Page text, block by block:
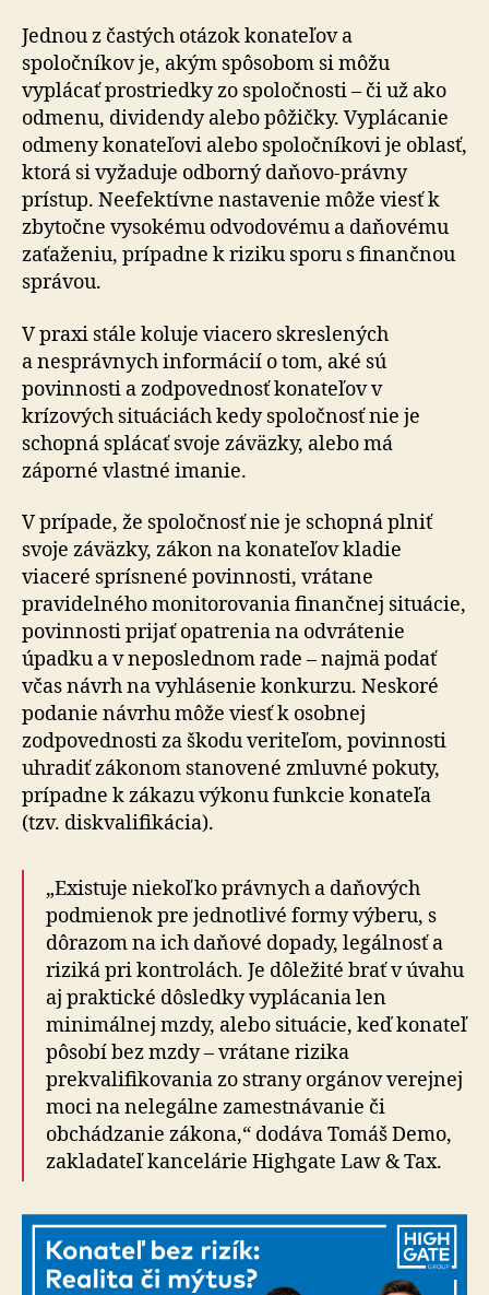
Jednou z častých otázok konateľov a
spoločníkov je, akým spôsobom si môžu
vyplácať prostriedky zo spoločnosti – či už ako
odmenu, dividendy alebo pôžičky. Vyplácanie
odmeny konateľovi alebo spoločníkovi je oblasť,
ktorá si vyžaduje odborný daňovo-právny
prístup. Neefektívne nastavenie môže viesť k
zbytočne vysokému odvodovému a daňovému
zaťaženiu, prípadne k riziku sporu s finančnou
správou.
V praxi stále koluje viacero skreslených
a nesprávnych informácií o tom, aké sú
povinnosti a zodpovednosť konateľov v
krízových situáciách kedy spoločnosť nie je
schopná splácať svoje záväzky, alebo má
záporné vlastné imanie.
V prípade, že spoločnosť nie je schopná plniť
svoje záväzky, zákon na konateľov kladie
viaceré sprísnené povinnosti, vrátane
pravidelného monitorovania finančnej situácie,
povinnosti prijať opatrenia na odvrátenie
úpadku a v neposlednom rade – najmä podať
včas návrh na vyhlásenie konkurzu. Neskoré
podanie návrhu môže viesť k osobnej
zodpovednosti za škodu veriteľom, povinnosti
uhradiť zákonom stanovené zmluvné pokuty,
prípadne k zákazu výkonu funkcie konateľa
(tzv. diskvalifikácia).
„Existuje niekoľko právnych a daňových
podmienok pre jednotlivé formy výberu, s
dôrazom na ich daňové dopady, legálnosť a
riziká pri kontrolách. Je dôležité brať v úvahu
aj praktické dôsledky vyplácania len
minimálnej mzdy, alebo situácie, keď konateľ
pôsobí bez mzdy – vrátane rizika
prekvalifikovania zo strany orgánov verejnej
moci na nelegálne zamestnávanie či
obchádzanie zákona,“ dodáva Tomáš Demo,
zakladateľ kancelárie Highgate Law & Tax.